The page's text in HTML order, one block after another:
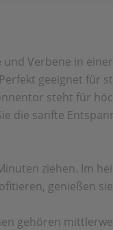
und Verbene in
geeignet für
steht für
die sanfte
ziehen. Im
genießen
gehören